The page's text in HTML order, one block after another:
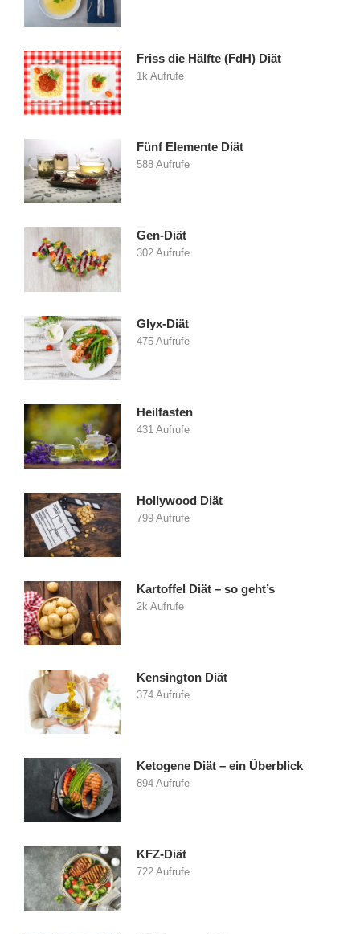
Friss die Hälfte (FdH) Diät
1k Aufrufe
Fünf Elemente Diät
588 Aufrufe
Gen-Diät
302 Aufrufe
Glyx-Diät
475 Aufrufe
Heilfasten
431 Aufrufe
Hollywood Diät
799 Aufrufe
Kartoffel Diät – so geht’s
2k Aufrufe
Kensington Diät
374 Aufrufe
Ketogene Diät – ein Überblick
894 Aufrufe
KFZ-Diät
722 Aufrufe